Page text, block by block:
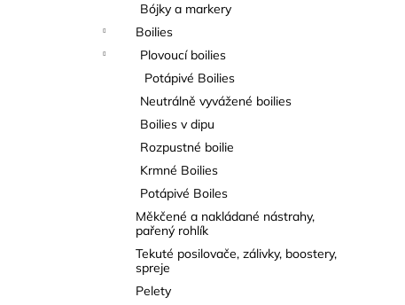
Bójky a markery
Boilies
Plovoucí boilies
Potápivé Boilies
Neutrálně vyvážené boilies
Boilies v dipu
Rozpustné boilie
Krmné Boilies
Potápivé Boiles
Měkčené a nakládané nástrahy,
pařený rohlík
Tekuté posilovače, zálivky, boostery,
spreje
Pelety